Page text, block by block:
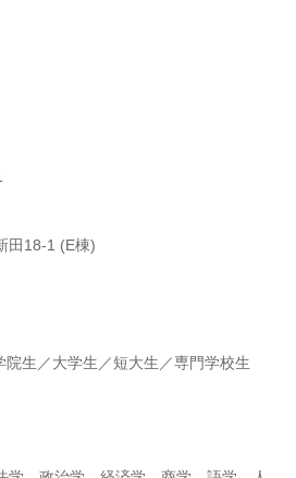
田18-1 (E棟)
生／大学生／短大生／専門学校生